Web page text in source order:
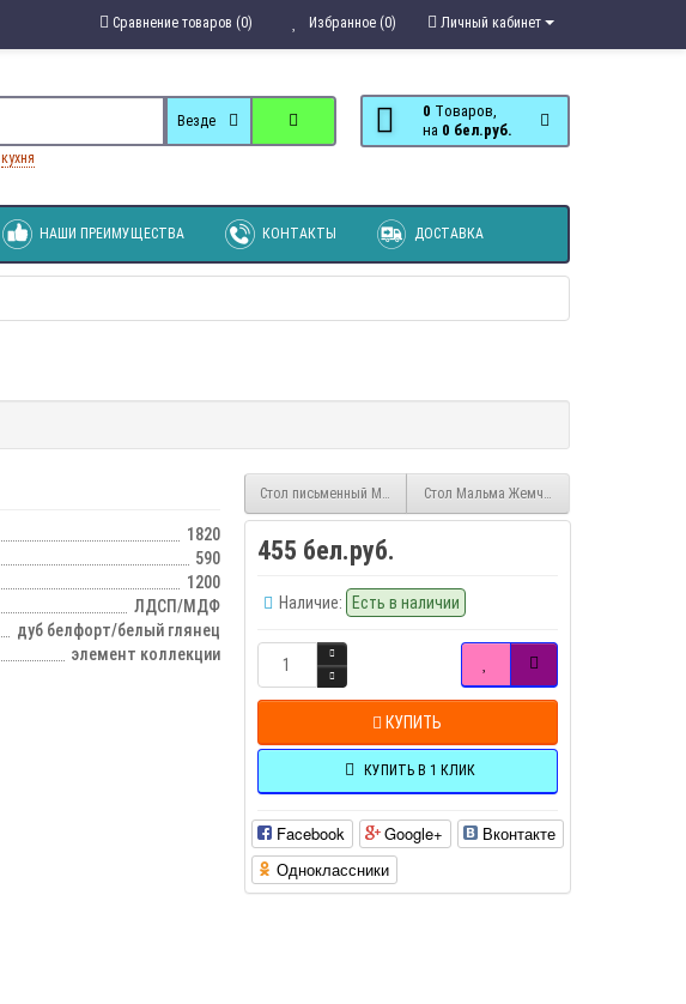
Личный кабинет
Избранное (0)
Сравнение товаров (0)
0 Tоваров,
на
0 бел.руб.
Везде
кухня
НАШИ ПРЕИМУЩЕСТВА КОНТАКТЫ ДОСТАВКА
1820
590
1200
ЛДСП/МДФ
дуб белфорт/белый глянец
элемент коллекции
Стол письменный Макс №4Стол Мальма Жемчуг МН-135-26-С1
455 бел.руб.
Наличие: Есть в наличии
КУПИТЬ
КУПИТЬ В 1 КЛИК
Facebook Google+
Вконтакте
Одноклассники